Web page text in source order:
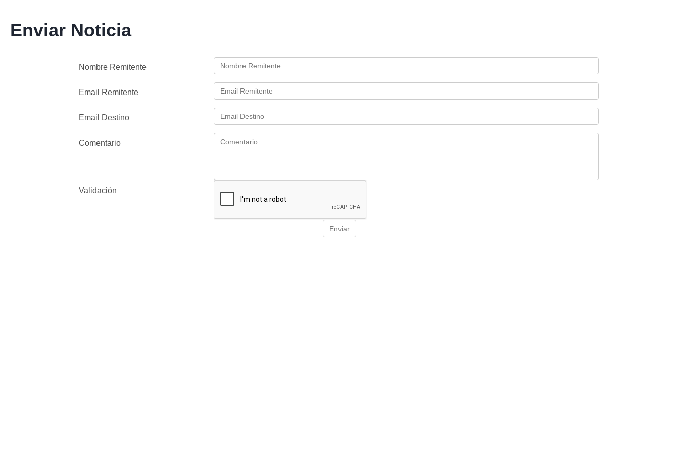
Enviar Noticia
Nombre Remitente
Email Remitente
Email Destino
Comentario
Validación